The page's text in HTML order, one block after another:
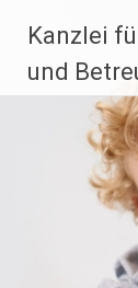
Inhalt
springen
Kanzlei
und